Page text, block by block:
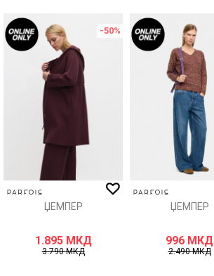
ИСПРАТИ
-50%
ЏЕМПЕР
1.895 МКД
3.790МКД
ЏЕМПЕР
996 МКД
2.490МКД